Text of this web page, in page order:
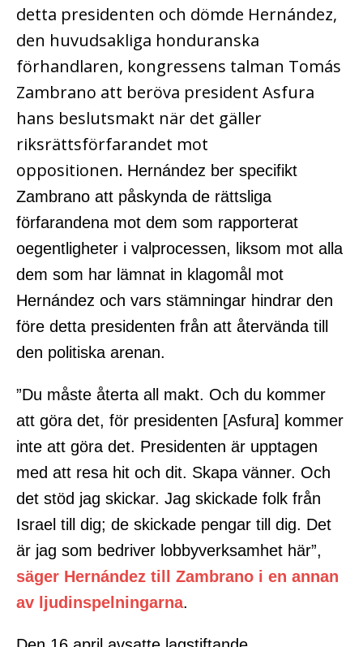
detta presidenten och dömde Hernández,
den huvudsakliga honduranska
förhandlaren, kongressens talman Tomás
Zambrano att beröva president Asfura
hans beslutsmakt när det gäller
riksrättsförfarandet mot
oppositionen. Hernández ber specifikt
Zambrano att påskynda de rättsliga
förfarandena mot dem som rapporterat
oegentligheter i valprocessen, liksom mot alla
dem som har lämnat in klagomål mot
Hernández och vars stämningar hindrar den
före detta presidenten från att återvända till
den politiska arenan.
”Du måste återta all makt. Och du kommer
att göra det, för presidenten [Asfura] kommer
inte att göra det. Presidenten är upptagen
med att resa hit och dit. Skapa vänner. Och
det stöd jag skickar. Jag skickade folk från
Israel till dig; de skickade pengar till dig. Det
är jag som bedriver lobbyverksamhet här”,
säger Hernández till Zambrano i en annan
av ljudinspelningarna.